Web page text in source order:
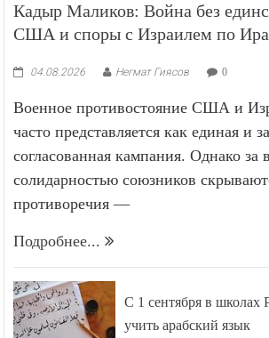
Кадыр Маликов: Война без
США и споры с Израилем по
04.08.2026 Негмат Гиясов 0
Военное противостояние США и
часто представляется как единая и
согласованная кампания. Однако за
солидарностью союзников
противоречия —
Подробнее...
С 1 сентября в школах
учить арабский язык